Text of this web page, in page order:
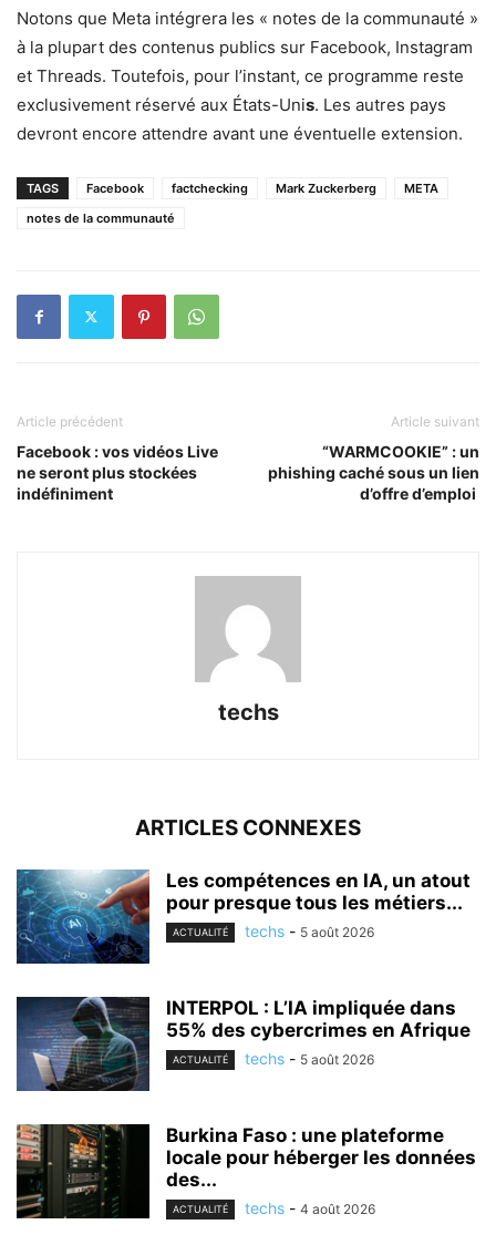
Notons que Meta intégrera les « notes de la communauté »
à la plupart des contenus publics sur Facebook, Instagram
et Threads. Toutefois, pour l’instant, ce programme reste
exclusivement réservé aux États-Unis. Les autres pays
devront encore attendre avant une éventuelle extension.
TAGS Facebook factchecking Mark Zuckerberg
META
notes de la communauté
Article précédent
Facebook : vos vidéos Live
ne seront plus stockées
indéfiniment
Article suivant
“WARMCOOKIE” : un
phishing caché sous un lien
d’offre d’emploi
techs
ARTICLES CONNEXES
Les compétences en IA, un atout
pour presque tous les métiers...
ACTUALITÉ techs - 5 août 2026
INTERPOL : L’IA impliquée dans
55% des cybercrimes en Afrique
ACTUALITÉ techs - 5 août 2026
Burkina Faso : une plateforme
locale pour héberger les données
des...
ACTUALITÉ techs - 4 août 2026